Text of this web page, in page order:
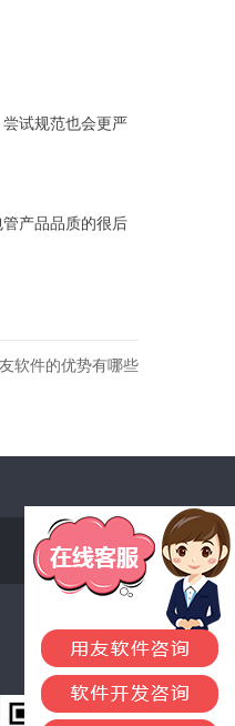
试规范也会更严
产品品质的很后
软件的优势有哪些